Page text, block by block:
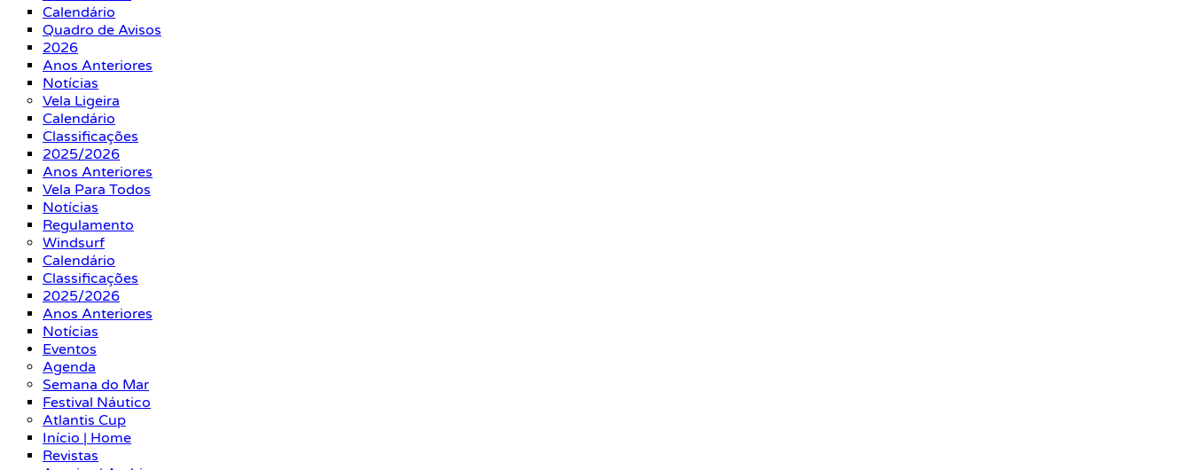
Calendário
Quadro de Avisos
2026
Anos Anteriores
Notícias
Vela Ligeira
Calendário
Classificações
2025/2026
Anos Anteriores
Vela Para Todos
Notícias
Regulamento
Windsurf
Calendário
Classificações
2025/2026
Anos Anteriores
Notícias
Eventos
Agenda
Semana do Mar
Festival Náutico
Atlantis Cup
Início | Home
Revistas